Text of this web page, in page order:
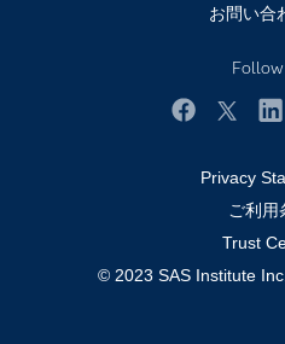
お問い合
ビデオチュ
企業
採用・求
教職員の
業
Privacy
ご利用
Trust
© 2023 SAS Institute